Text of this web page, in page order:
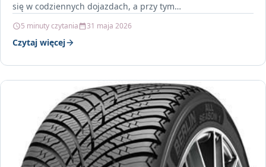
się w codziennych dojazdach, a przy tym…
5 minuty czytania 31 maja 2026
Czytaj więcej